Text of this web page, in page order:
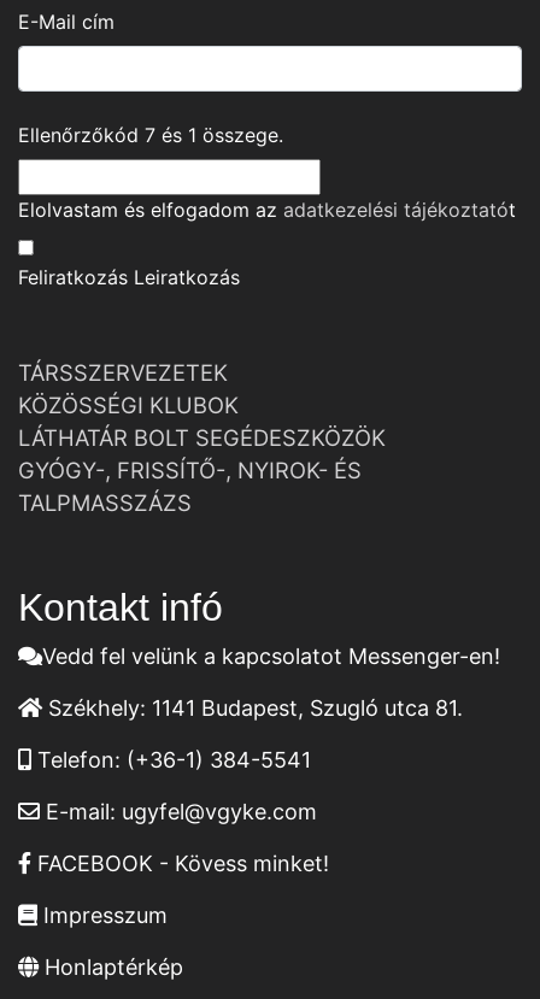
E-Mail cím
Ellenőrzőkód 7 és 1 összege.
Elolvastam és elfogadom az adatkezelési tájékoztatót
Feliratkozás Leiratkozás
TÁRSSZERVEZETEK
KÖZÖSSÉGI KLUBOK
LÁTHATÁR BOLT SEGÉDESZKÖZÖK
GYÓGY-, FRISSÍTŐ-, NYIROK- ÉS
TALPMASSZÁZS
Kontakt infó
Vedd fel velünk a kapcsolatot Messenger-en!
Székhely: 1141 Budapest, Szugló utca 81.
Telefon: (+36-1) 384-5541
E-mail: ugyfel@vgyke.com
FACEBOOK - Kövess minket!
Impresszum
Honlaptérkép